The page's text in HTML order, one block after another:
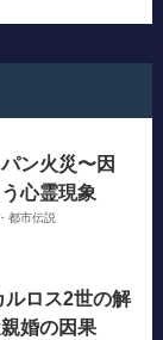
ン火災〜因
心霊現象
都市伝説
ルロス2世の解
婚の因果